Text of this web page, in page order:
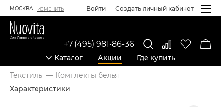
МОСКВА ИЗМЕНИТЬ Войти Создать личный кабинет
Каталог Акции Где купить
+7 (495) 981-86-36
Текстиль
Комплекты белья
Характеристики